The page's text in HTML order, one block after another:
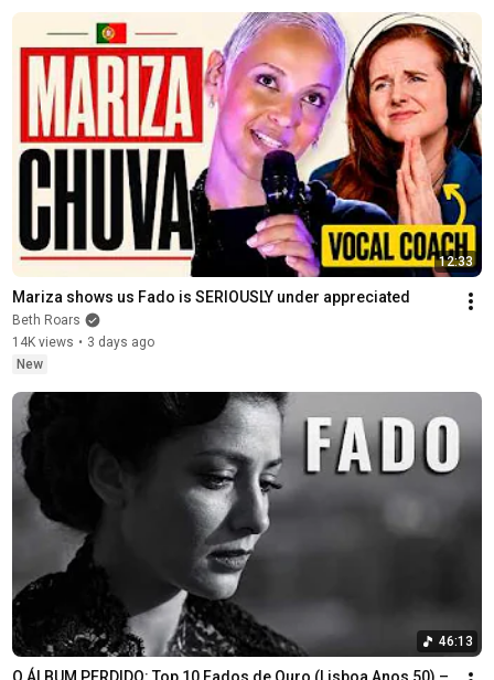
12:33
Mariza shows us Fado is SERIOUSLY under appreciated
Beth Roars
14K views • 3 days ago
New
46:13